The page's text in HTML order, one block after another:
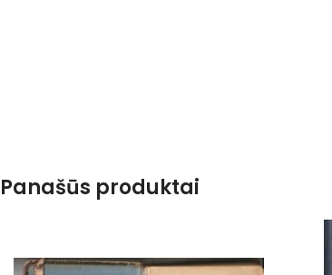
Panašūs produktai